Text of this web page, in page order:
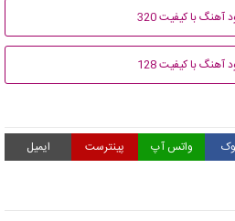
آهنگ با کیفیت 320
آهنگ با کیفیت 128
واتس آپ پینترست ایمیل